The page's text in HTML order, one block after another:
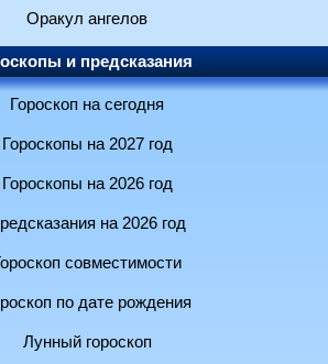
Оракул ангелов
и предсказания
Гороскоп на сегодня
Гороскопы на 2027 год
Гороскопы на 2026 год
на 2026 год
совместимости
по дате рождения
Лунный гороскоп